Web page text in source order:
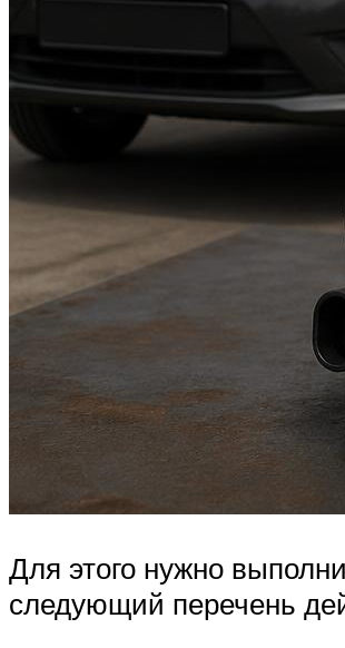
Для этого нужно
следующий перечень